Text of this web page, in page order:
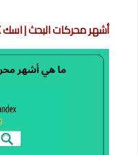
أشهر محركات البحث | اسك ASK